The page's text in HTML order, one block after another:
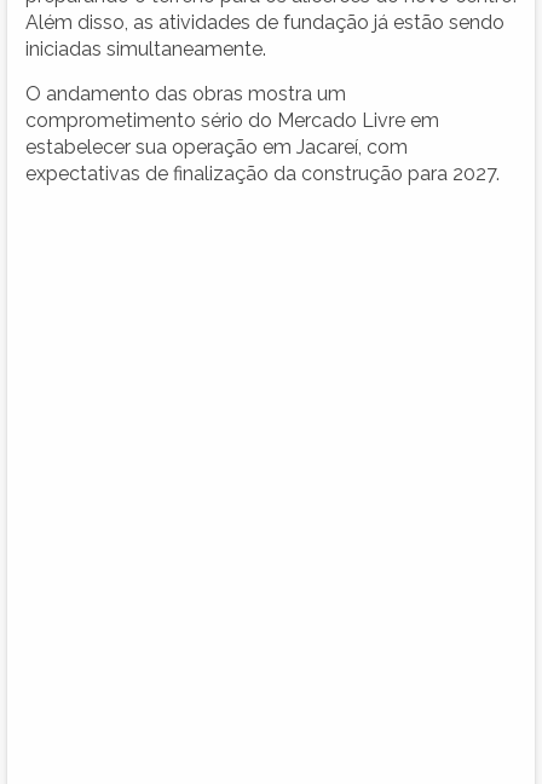
Além disso, as atividades de fundação já estão sendo
iniciadas simultaneamente.
O andamento das obras mostra um
comprometimento sério do Mercado Livre em
estabelecer sua operação em Jacareí, com
expectativas de finalização da construção para 2027.